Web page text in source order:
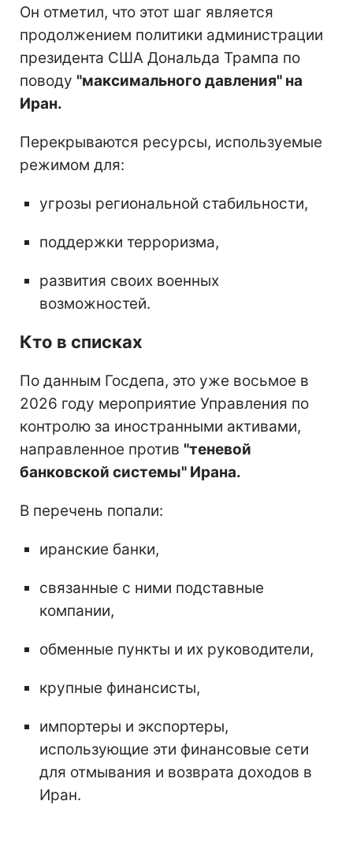
Он отметил, что этот шаг является
продолжением политики администрации
президента США Дональда Трампа по
поводу "максимального давления" на
Иран.
Перекрываются ресурсы, используемые
режимом для:
угрозы региональной стабильности,
поддержки терроризма,
развития своих военных
возможностей.
Кто в списках
По данным Госдепа, это уже восьмое в
2026 году мероприятие Управления по
контролю за иностранными активами,
направленное против "теневой
банковской системы" Ирана.
В перечень попали:
иранские банки,
связанные с ними подставные
компании,
обменные пункты и их руководители,
крупные финансисты,
импортеры и экспортеры,
использующие эти финансовые сети
для отмывания и возврата доходов в
Иран.